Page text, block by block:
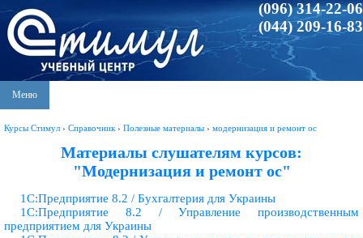
(096) 314-22-06
(044) 209-16-83
Меню
Курсы Стимул › Справочник › Полезные материалы › модернизация и ремонт ос
Материалы слушателям курсов:
"Модернизация и ремонт ос"
1С:Предприятие 8.2 / Бухгалтерия для Украины
1С:Предприятие 8.2 / Управление производственным
предприятием для Украины